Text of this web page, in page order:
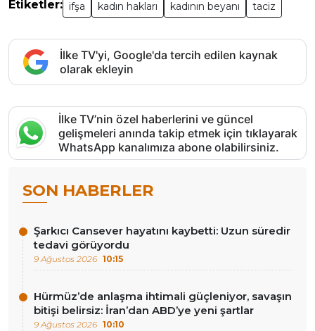
Etiketler: ifşa kadın hakları kadının beyanı taciz
İlke TV'yi, Google'da tercih edilen kaynak
olarak ekleyin
İlke TV’nin özel haberlerini ve güncel
gelişmeleri anında takip etmek için tıklayarak
WhatsApp kanalımıza abone olabilirsiniz.
SON HABERLER
Şarkıcı Cansever hayatını kaybetti: Uzun süredir
tedavi görüyordu
9 Ağustos 2026 10:15
Hürmüz’de anlaşma ihtimali güçleniyor, savaşın
bitişi belirsiz: İran’dan ABD’ye yeni şartlar
9 Ağustos 2026 10:10